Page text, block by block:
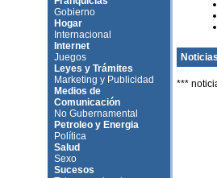
Gobierno
Hogar
Internacional
Internet
Juegos
Leyes y Trámites
Marketing y Publicidad
Medios de
Comunicación
No Gubernamental
Petroleo y Energia
Política
Salud
Sexo
Sucesos
***